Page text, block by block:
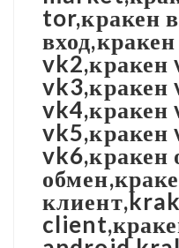
tor,кракен
vk2,кракен
vk3,кракен
vk4,кракен
vk5,кракен
vk6,кракен